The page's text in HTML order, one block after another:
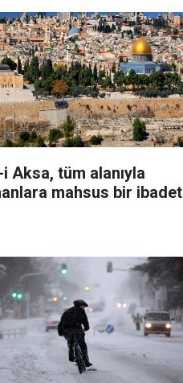
Aksa, tüm alanıyla
mahsus bir ibadet